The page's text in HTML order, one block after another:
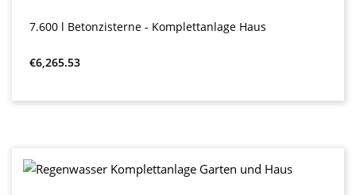
7.600 l Betonzisterne - Komplettanlage Haus
Regular price:
€6,265.53